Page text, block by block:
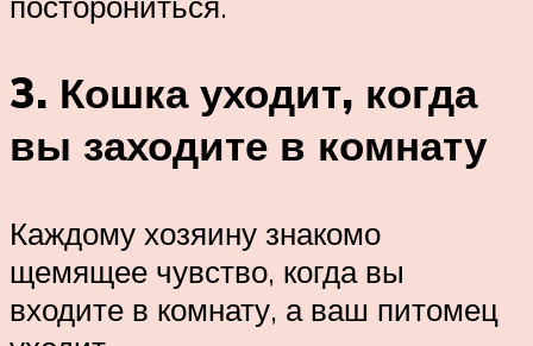
3. Кошка уходит, когда
вы заходите в комнату
Каждому хозяину знакомо
щемящее чувство, когда вы
входите в комнату, а ваш питомец